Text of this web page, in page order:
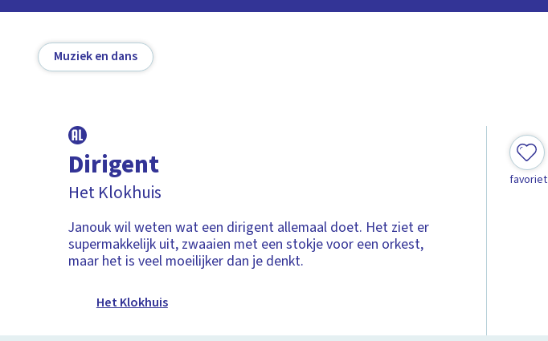
Muziek en dans
Dirigent
Het Klokhuis
Janouk wil weten wat een dirigent allemaal doet. Het ziet er
supermakkelijk uit, zwaaien met een stokje voor een orkest,
maar het is veel moeilijker dan je denkt.
Het Klokhuis
favoriet